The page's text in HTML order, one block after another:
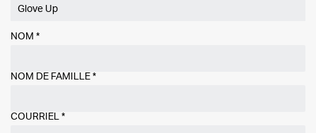
NOM *
NOM DE FAMILLE *
COURRIEL *